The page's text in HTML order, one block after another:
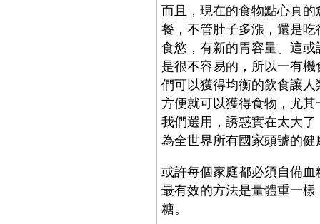
而且，現在的食物點心真
餐，不管肚子多漲，還是
食慾，有新的胃容量。這
是很不容易的，所以一有
們可以獲得均衡的飲食讓
方便就可以獲得食物，尤
我們選用，誘惑實在太大
為全世界所有國家頭號的
或許每個家庭都必須自備
最有效的方法是量體重一
糖。